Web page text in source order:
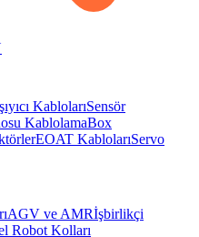
KablolarıSensör
KablolamaBox
EOAT KablolarıServo
AGV ve AMRİşbirlikçi
Robot Kolları